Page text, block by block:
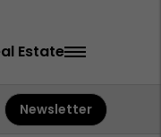
Estate
Newsletter